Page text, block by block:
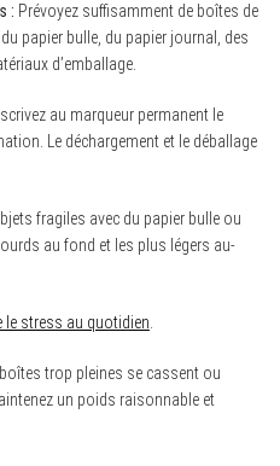
: Prévoyez suffisamment de boîtes de
papier bulle, du papier journal, des
d’emballage.
au marqueur permanent le
Le déchargement et le déballage
fragiles avec du papier bulle ou
au fond et les plus légers au-
le stress au quotidien
boîtes trop pleines se cassent ou
un poids raisonnable et